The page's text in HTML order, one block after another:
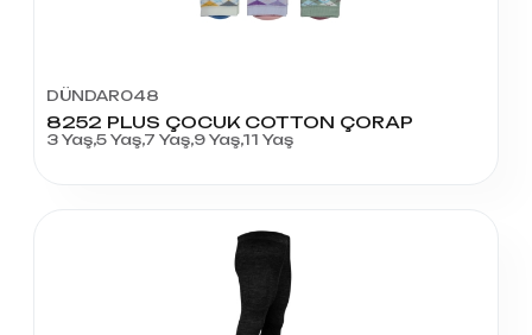
DÜNDAR048
8252 PLUS ÇOCUK COTTON ÇORAP
3 Yaş,5 Yaş,7 Yaş,9 Yaş,11 Yaş